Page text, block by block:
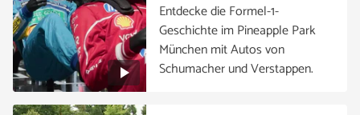
Entdecke die Formel-1-
Geschichte im Pineapple Park
München mit Autos von
Schumacher und Verstappen.